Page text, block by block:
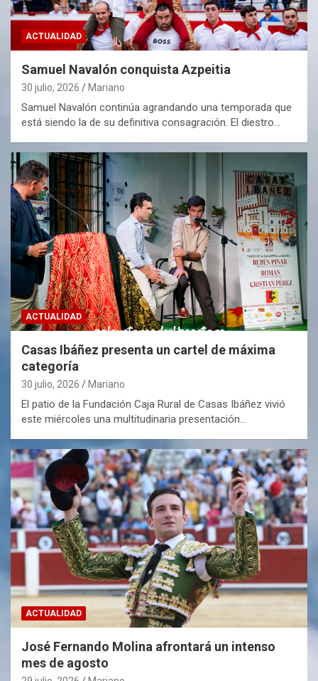
ACTUALIDAD
Samuel Navalón conquista Azpeitia
30 julio, 2026 Mariano
Samuel Navalón continúa agrandando una temporada que
está siendo la de su definitiva consagración. El diestro…
ACTUALIDAD
Casas Ibáñez presenta un cartel de máxima
categoría
30 julio, 2026 Mariano
El patio de la Fundación Caja Rural de Casas Ibáñez vivió
este miércoles una multitudinaria presentación…
ACTUALIDAD
José Fernando Molina afrontará un intenso
mes de agosto